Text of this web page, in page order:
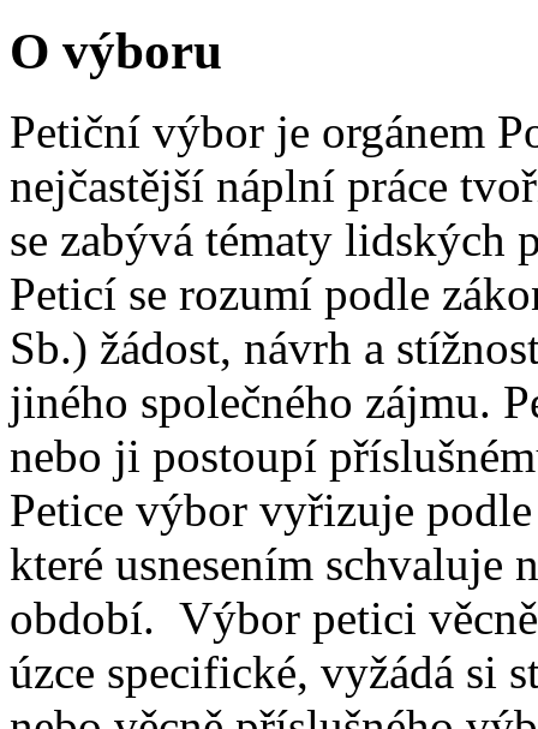
O výboru
Petiční výbor je orgánem
nejčastější náplní práce
se zabývá tématy lidských
Peticí se rozumí podle
Sb.) žádost, návrh a
jiného společného zájmu.
nebo ji postoupí
Petice výbor vyřizuje
které usnesením schvaluje
období. Výbor petici
úzce specifické, vyžádá si